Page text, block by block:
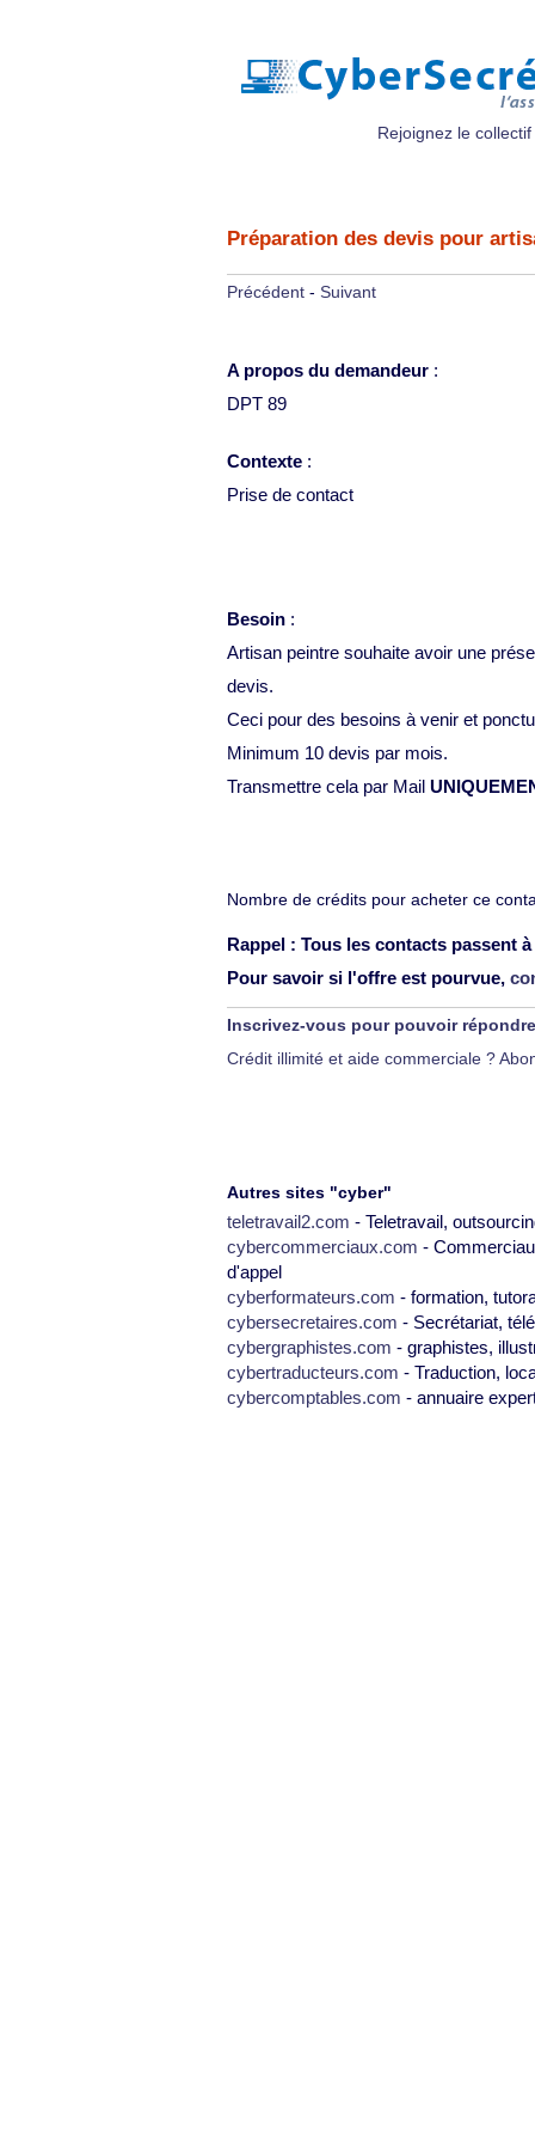
Rejoignez le collectif
Préparation des devis pour
Précédent - Suivant
A propos du demandeur :
DPT 89
Contexte :
Prise de contact
Besoin :
Artisan peintre souhaite avoir une
devis.
Ceci pour des besoins à venir et
Minimum 10 devis par mois.
Transmettre cela par Mail
Nombre de crédits pour acheter ce
Rappel : Tous les contacts passent
Pour savoir si l'offre est pourvue,
Inscrivez-vous pour pouvoir répondre
Crédit illimité et aide commerciale ?
Autres sites "cyber"
teletravail2.com - Teletravail,
cybercommerciaux.com -
d'appel
cyberformateurs.com - formation,
cybersecretaires.com - Secrétariat,
cybergraphistes.com - graphistes,
cybertraducteurs.com - Traduction,
cybercomptables.com - annuaire